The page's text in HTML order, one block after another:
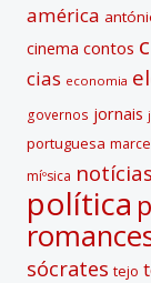
américa
cinema contos
cias economia
governos jornais
portuguesa
míºsica notí­cias
polí­tica
sócrates tejo